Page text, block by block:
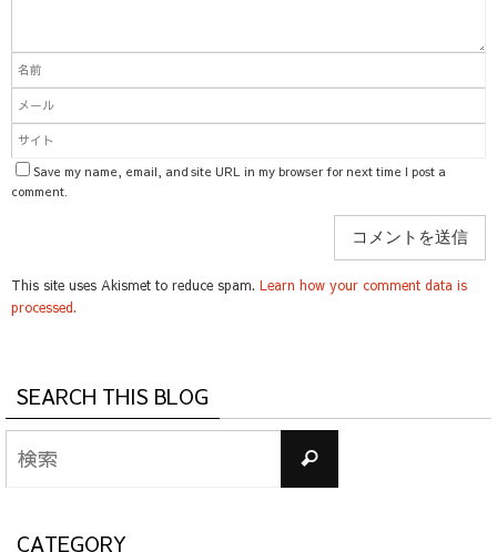
Save my name, email, and site URL in my browser for next time I post a
comment.
This site uses Akismet to reduce spam. Learn how your comment data is
processed.
SEARCH THIS BLOG
対
検
索
CATEGORY